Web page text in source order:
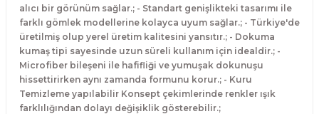
alıcı bir görünüm sağlar.; - Standart genişlikteki tasarımı ile
farklı gömlek modellerine kolayca uyum sağlar.; - Türkiye'de
üretilmiş olup yerel üretim kalitesini yansıtır.; - Dokuma
kumaş tipi sayesinde uzun süreli kullanım için idealdir.; -
Microfiber bileşeni ile hafifliği ve yumuşak dokunuşu
hissettirirken aynı zamanda formunu korur.; - Kuru
Temizleme yapılabilir Konsept çekimlerinde renkler ışık
farklılığından dolayı değişiklik gösterebilir.;